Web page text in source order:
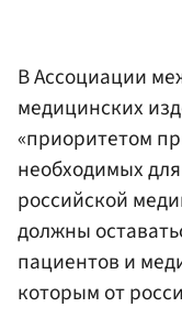
В Ассоциации
медицинских
«приоритетом
необходимых
российской
должны
пациентов и
которым от